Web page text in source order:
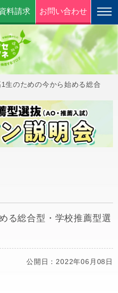
料請求 お問い合わせ
1生のための今から始める総合
る総合型・学校推薦型選
公開日：2022年06月08日